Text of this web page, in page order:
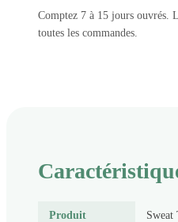
Comptez 7 à 15 jours ouvrés.
toutes les commandes.
Produit Sweat